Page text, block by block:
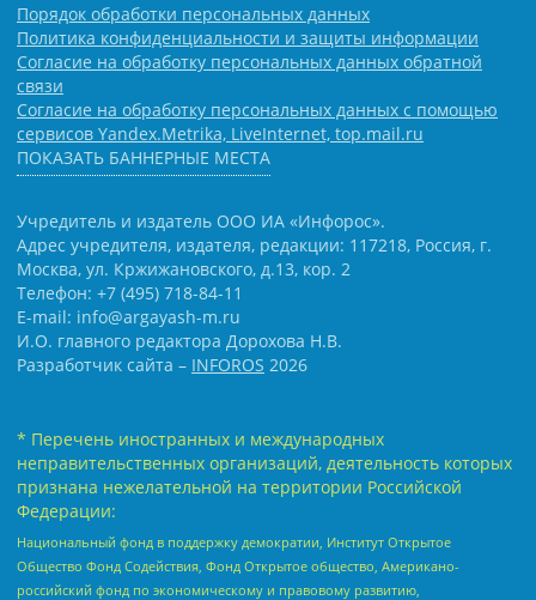
Порядок обработки персональных данных
Политика конфиденциальности и защиты информации
Согласие на обработку персональных данных обратной
связи
Согласие на обработку персональных данных с помощью
сервисов Yandex.Metrika, LiveInternet, top.mail.ru
ПОКАЗАТЬ БАННЕРНЫЕ МЕСТА
Учредитель и издатель ООО ИА «Инфорос».
Адрес учредителя, издателя, редакции: 117218, Россия, г.
Москва, ул. Кржижановского, д.13, кор. 2
Телефон: +7 (495) 718-84-11
E-mail: info@argayash-m.ru
И.О. главного редактора Дорохова Н.В.
Разработчик сайта – INFOROS 2026
* Перечень иностранных и международных
неправительственных организаций, деятельность которых
признана нежелательной на территории Российской
Федерации:
Национальный фонд в поддержку демократии, Институт Открытое
Общество Фонд Содействия, Фонд Открытое общество, Американо-
российский фонд по экономическому и правовому развитию,